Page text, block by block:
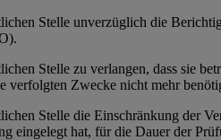
Stelle unverzüglich die
Stelle zu verlangen, dass sie
Zwecke nicht mehr
Stelle die Einschränkung der
eingelegt hat, für die Dauer der